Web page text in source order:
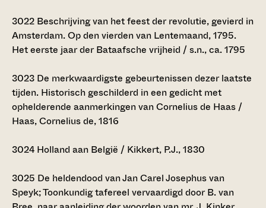
3022 Beschrijving van het feest der revolutie, gevierd in
Amsterdam. Op den vierden van Lentemaand, 1795.
Het eerste jaar der Bataafsche vrijheid / s.n., ca. 1795
3023 De merkwaardigste gebeurtenissen dezer laatste
tijden. Historisch geschilderd in een gedicht met
ophelderende aanmerkingen van Cornelius de Haas /
Haas, Cornelius de, 1816
3024 Holland aan België / Kikkert, P.J., 1830
3025 De heldendood van Jan Carel Josephus van
Speyk; Toonkundig tafereel vervaardigd door B. van